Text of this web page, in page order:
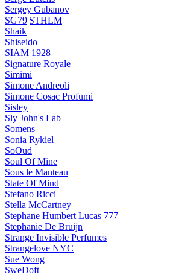
Sergey Gubanov
SG79|STHLM
Shaik
Shiseido
SIAM 1928
Signature Royale
Simimi
Simone Andreoli
Simone Cosac Profumi
Sisley
Sly John's Lab
Somens
Sonia Rykiel
SoOud
Soul Of Mine
Sous le Manteau
State Of Mind
Stefano Ricci
Stella McCartney
Stephane Humbert Lucas 777
Stephanie De Bruijn
Strange Invisible Perfumes
Strangelove NYC
Sue Wong
SweDoft